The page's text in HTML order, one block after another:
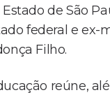
de São
federal e ex-
Filho.
reúne,